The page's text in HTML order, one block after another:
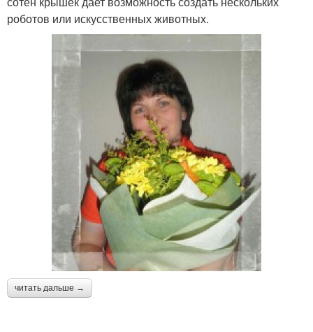
роботов или искусственных животных.
читать дальше →